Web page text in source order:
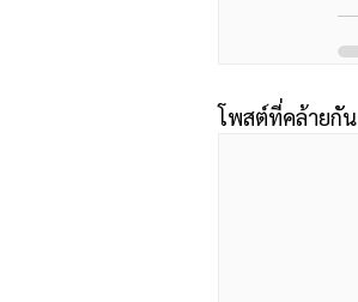
โพสต์ที่คล้ายกัน